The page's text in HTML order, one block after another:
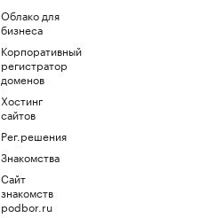
Облако для
бизнеса
Корпоративный
регистратор
доменов
Хостинг
сайтов
Рег.решения
Знакомства
Сайт
знакомств
podbor.ru